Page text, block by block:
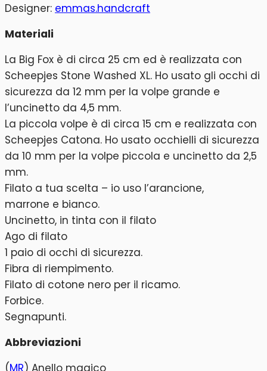
Designer: emmas.handcraft
Materiali
La Big Fox è di circa 25 cm ed è realizzata con
Scheepjes Stone Washed XL. Ho usato gli occhi di
sicurezza da 12 mm per la volpe grande e
l’uncinetto da 4,5 mm.
La piccola volpe è di circa 15 cm e realizzata con
Scheepjes Catona. Ho usato occhielli di sicurezza
da 10 mm per la volpe piccola e uncinetto da 2,5
mm.
Filato a tua scelta – io uso l’arancione,
marrone e bianco.
Uncinetto, in tinta con il filato
Ago di filato
1 paio di occhi di sicurezza.
Fibra di riempimento.
Filato di cotone nero per il ricamo.
Forbice.
Segnapunti.
Abbreviazioni
(MR) Anello magico